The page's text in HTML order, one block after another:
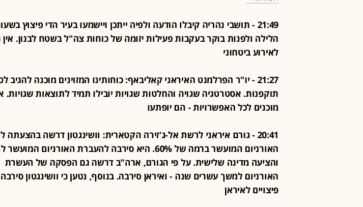
21:49 - תושבי נהריה קיבלו הודעה ולפיה ייתכן ויישמעו בעיר הדי פיצוץ
הלילה ולפנות בוקר בעקבות פעילות יזומה של כוחות צה"ל בשטח לבנון.
לאירוע ביטחוני
21:27 - יו"ר הפרלמנט האיראני קאליבאף: כוחותינו המזוינים מוכנה להגיב
תוקפנות. אסטרטגיה שגויה והחלטות שגויות יובילו תמיד לתוצאות שגויות.
מוכנים לכל האפשרויות - הם יופתעו
20:41 - גורם איראני לרשת אל-ג'זירה הקטארית: וושינגטון דרשה
האורניום המועשר ברמה של 60%. היא סירבה להעברת האורניום
והציעה מדינה שלישית. על פי הגורם, ארה"ב דרשה גם הפסקה של העשרת
האורניום למשך עשרים שנה - ואיראן סירבה. בנוסף, נטען כי וושינגטון
פיצויים לאיראן